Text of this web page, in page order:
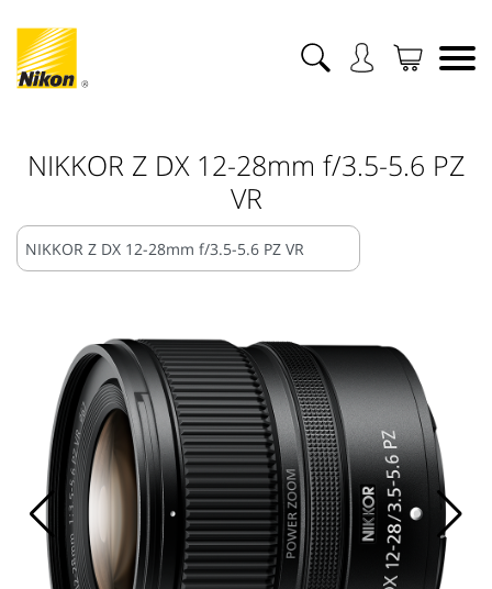
NIKKOR Z DX 12-28mm f/3.5-5.6 PZ
VR